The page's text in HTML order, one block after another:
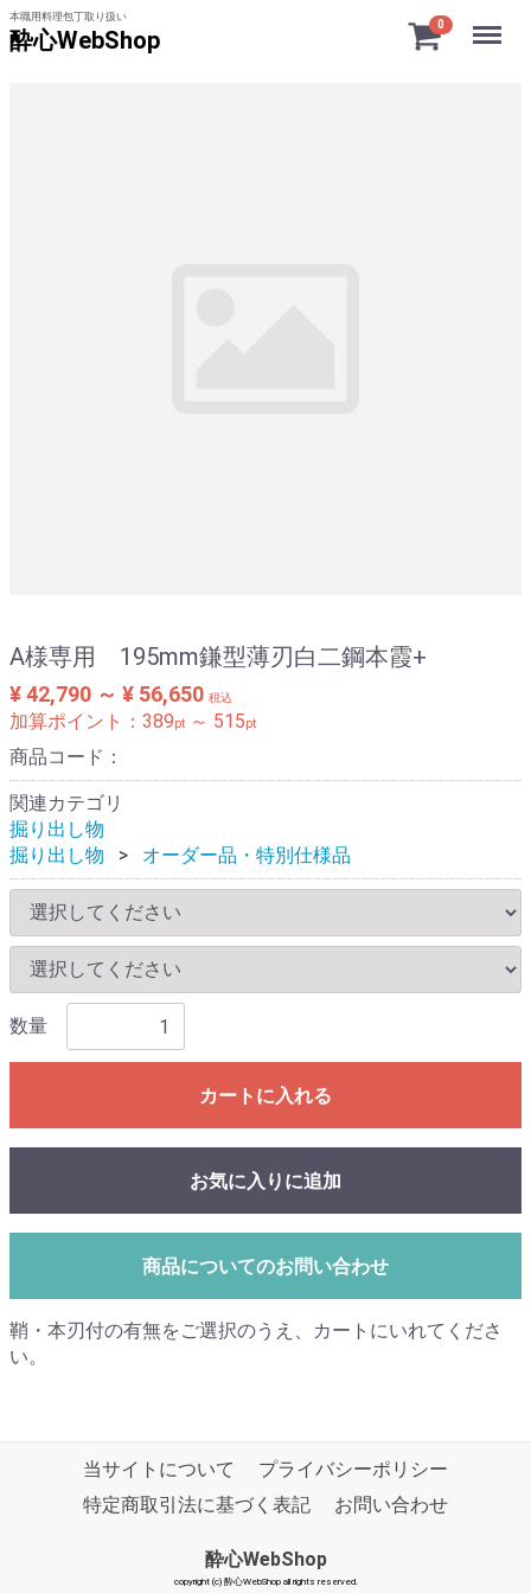
本職用料理包丁取り扱い
酔心WebShop
0 Menu
A様専用 195mm鎌型薄刃白二鋼本霞+
¥ 42,790 ～ ¥ 56,650 税込
加算ポイント： 389pt ～ 515pt
商品コード：
関連カテゴリ
掘り出し物
掘り出し物
オーダー品・特別仕様品
数量
カートに入れる
お気に入りに追加
商品についてのお問い合わせ
鞘・本刃付の有無をご選択のうえ、カートにいれてくださ
い。
当サイトについて
プライバシーポリシー
特定商取引法に基づく表記
お問い合わせ
酔心WebShop
copyright (c) 酔心WebShop all rights reserved.